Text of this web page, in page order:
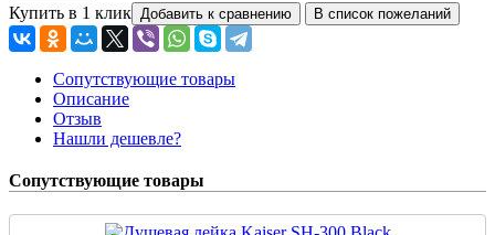
Купить в 1 клик
Сопутствующие товары
Описание
Отзыв
Нашли дешевле?
Сопутствующие товары